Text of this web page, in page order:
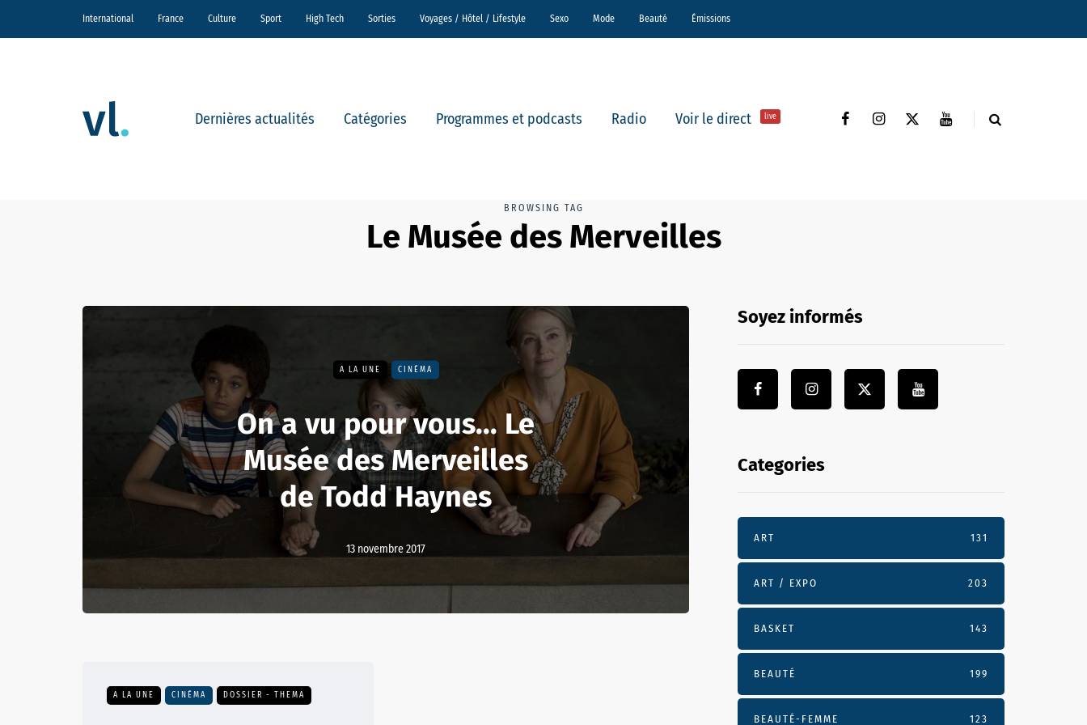
International France Culture Sport High Tech Sorties Voyages / Hôtel / Lifestyle Sexo Mode Beauté Émissions
Dernières actualités Catégories Programmes et podcasts Radio Voir le direct live
BROWSING TAG
Le Musée des Merveilles
A LA UNE CINÉMA
On a vu pour vous... Le
Musée des Merveilles
de Todd Haynes
13 novembre 2017
A LA UNE CINÉMA DOSSIER - THEMA
Soyez informés
Categories
ART 131
ART / EXPO 203
BASKET 143
BEAUTÉ 199
BEAUTÉ-FEMME 123